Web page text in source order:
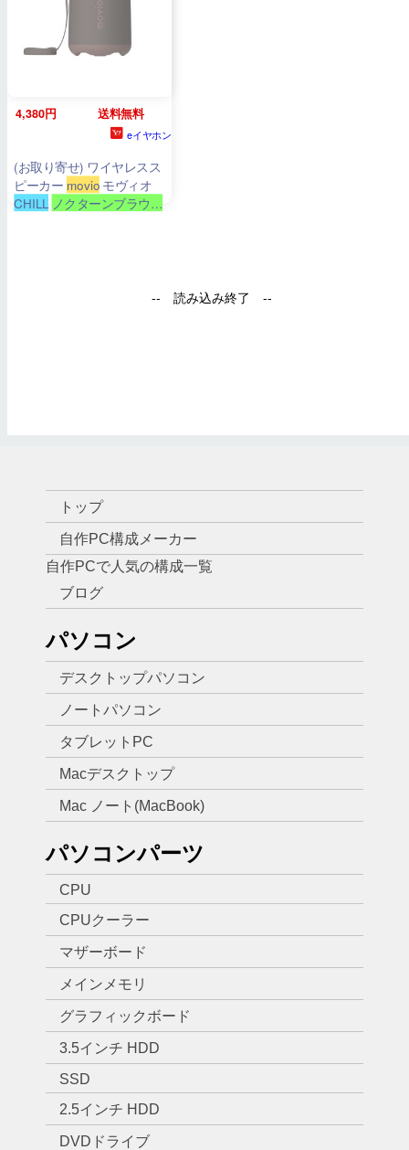
トップ
自作PC構成メーカー
自作PCで人気の構成一覧
ブログ
パソコン
デスクトップパソコン
ノートパソコン
タブレットPC
Macデスクトップ
Mac ノート(MacBook)
パソコンパーツ
CPU
CPUクーラー
マザーボード
メインメモリ
グラフィックボード
3.5インチ HDD
SSD
2.5インチ HDD
DVDドライブ